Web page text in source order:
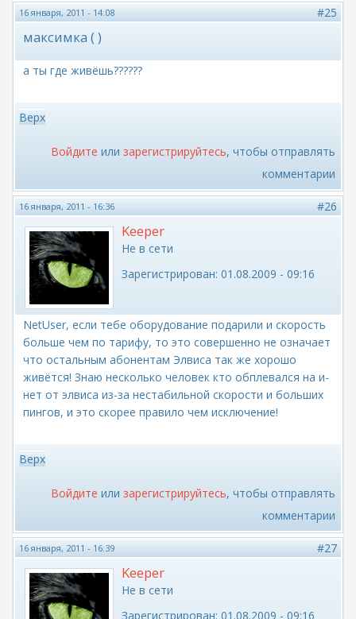
16 января, 2011 - 14:08 #25
максимка ( )
а ты где живёшь??????
Верх
Войдите или зарегистрируйтесь, чтобы отправлять
комментарии
16 января, 2011 - 16:36 #26
Keeper
Не в сети
Зарегистрирован: 01.08.2009 - 09:16
NetUser, если тебе оборудование подарили и скорость
больше чем по тарифу, то это совершенно не означает
что остальным абонентам Элвиса так же хорошо
живётся! Знаю несколько человек кто обплевался на и-
нет от элвиса из-за нестабильной скорости и больших
пингов, и это скорее правило чем исключение!
Верх
Войдите или зарегистрируйтесь, чтобы отправлять
комментарии
16 января, 2011 - 16:39 #27
Keeper
Не в сети
Зарегистрирован: 01.08.2009 - 09:16